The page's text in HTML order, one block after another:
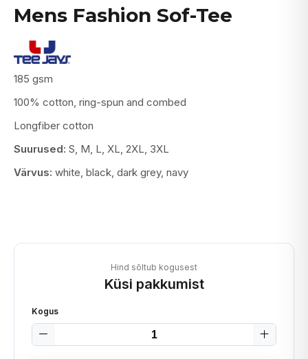
Mens Fashion Sof-Tee
185 gsm
100% cotton, ring-spun and combed
Longfiber cotton
Suurused: S, M, L, XL, 2XL, 3XL
Värvus: white, black, dark grey, navy
Hind sõltub kogusest
Küsi pakkumist
Kogus